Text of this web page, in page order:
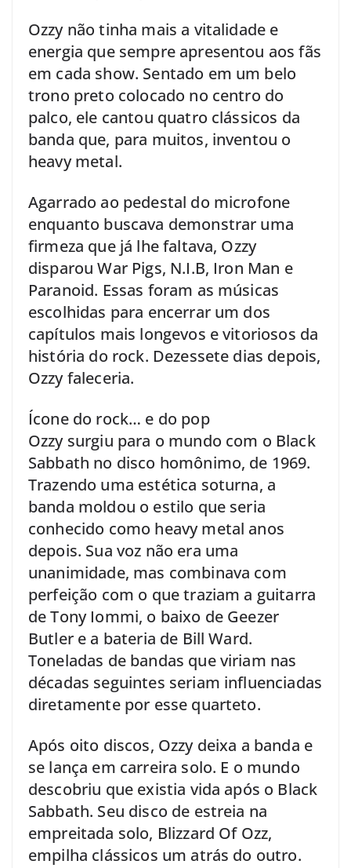
Ozzy não tinha mais a vitalidade e
energia que sempre apresentou aos fãs
em cada show. Sentado em um belo
trono preto colocado no centro do
palco, ele cantou quatro clássicos da
banda que, para muitos, inventou o
heavy metal.
Agarrado ao pedestal do microfone
enquanto buscava demonstrar uma
firmeza que já lhe faltava, Ozzy
disparou War Pigs, N.I.B, Iron Man e
Paranoid. Essas foram as músicas
escolhidas para encerrar um dos
capítulos mais longevos e vitoriosos da
história do rock. Dezessete dias depois,
Ozzy faleceria.
Ícone do rock… e do pop
Ozzy surgiu para o mundo com o Black
Sabbath no disco homônimo, de 1969.
Trazendo uma estética soturna, a
banda moldou o estilo que seria
conhecido como heavy metal anos
depois. Sua voz não era uma
unanimidade, mas combinava com
perfeição com o que traziam a guitarra
de Tony Iommi, o baixo de Geezer
Butler e a bateria de Bill Ward.
Toneladas de bandas que viriam nas
décadas seguintes seriam influenciadas
diretamente por esse quarteto.
Após oito discos, Ozzy deixa a banda e
se lança em carreira solo. E o mundo
descobriu que existia vida após o Black
Sabbath. Seu disco de estreia na
empreitada solo, Blizzard Of Ozz,
empilha clássicos um atrás do outro.